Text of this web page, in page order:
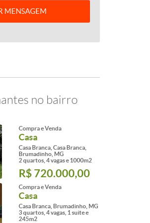
MENSAGEM
no bairro
Compra e Venda
Casa
Casa Branca, Casa Branca,
Brumadinho, MG
2 quartos, 4 vagas e 1000m2
R$ 720.000,00
Compra e Venda
Casa
Casa Branca, Brumadinho, MG
3 quartos, 4 vagas, 1 suite e
245m2